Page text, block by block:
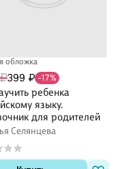
обложка
399 ₽ -17%
ребенка
языку.
для родителей
Селянцева